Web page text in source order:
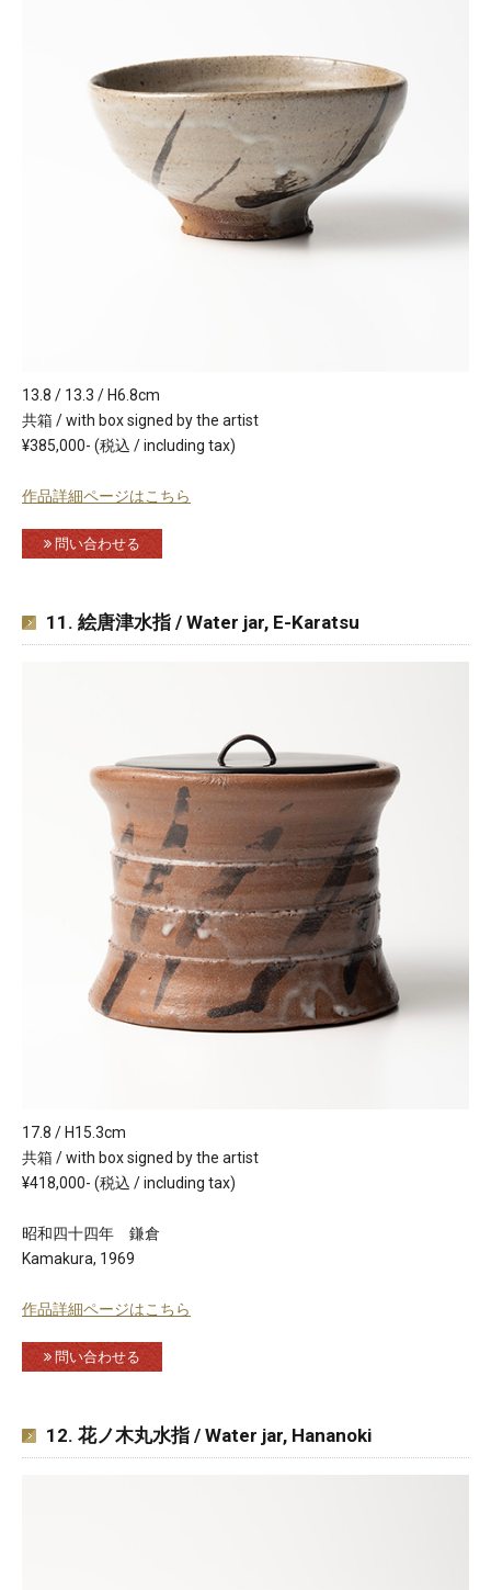
13.8 / 13.3 / H6.8cm
共箱 / with box signed by the artist
¥385,000- (税込 / including tax)
作品詳細ページはこちら
問い合わせる
11. 絵唐津水指 / Water jar, E-Karatsu
17.8 / H15.3cm
共箱 / with box signed by the artist
¥418,000- (税込 / including tax)
昭和四十四年 鎌倉
Kamakura, 1969
作品詳細ページはこちら
問い合わせる
12. 花ノ木丸水指 / Water jar, Hananoki